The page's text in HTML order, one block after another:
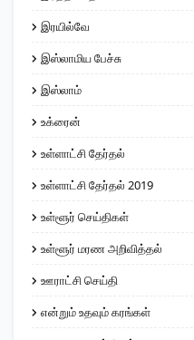
இரயில்வே
இஸ்லாமிய பேச்சு
இஸ்லாம்
உக்ரைன்
உள்ளாட்சி தேர்தல்
உள்ளாட்சி தேர்தல் 2019
உள்ளூர் செய்திகள்
உள்ளூர் மரண அறிவித்தல்
ஊராட்சி செய்தி
என்றும் உதவும் கரங்கள்